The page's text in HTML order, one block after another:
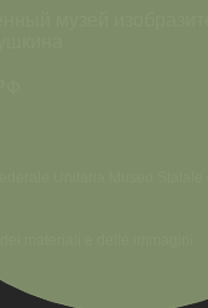
Unitaria Museo Statale
materiali e delle immagini